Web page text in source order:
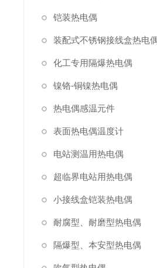
铠装热电偶
装配式不锈钢接线盒热电
化工专用隔爆热电偶
镍铬-铜镍热电偶
热电偶感温元件
表面热电偶温度计
电站测温用热电偶
超临界电站用热电偶
小接线盒铠装热电偶
耐腐型、耐磨型热电偶
隔爆型、本安型热电偶